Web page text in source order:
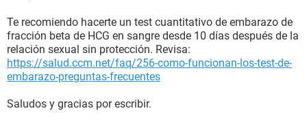
Te recomiendo hacerte un test cuantitativo de embarazo de
fracción beta de HCG en sangre desde 10 días después de la
relación sexual sin protección. Revisa:
https://salud.ccm.net/faq/256-como-funcionan-los-test-de-
embarazo-preguntas-frecuentes
Saludos y gracias por escribir.